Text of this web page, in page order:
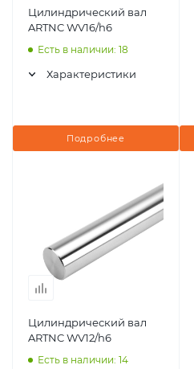
Цилиндрический вал
ARTNC WV16/h6
Есть в наличии: 18
Характеристики
Подробнее
Цилиндрический вал
ARTNC WV12/h6
Есть в наличии: 14